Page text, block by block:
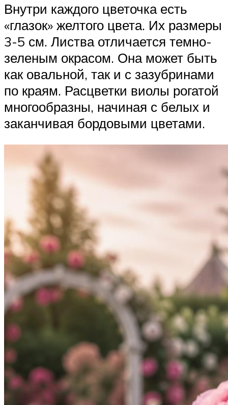
Внутри каждого цветочка есть
«глазок» желтого цвета. Их размеры
3-5 см. Листва отличается темно-
зеленым окрасом. Она может быть
как овальной, так и с зазубринами
по краям. Расцветки виолы рогатой
многообразны, начиная с белых и
заканчивая бордовыми цветами.